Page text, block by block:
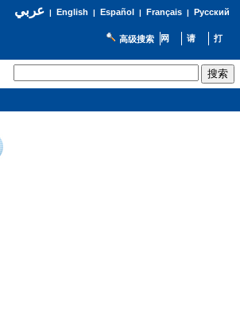
عربي| English | Español | Français| Русский
高级搜索